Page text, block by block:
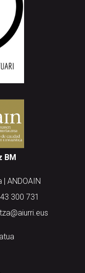
BM
ANDOAIN
300 731